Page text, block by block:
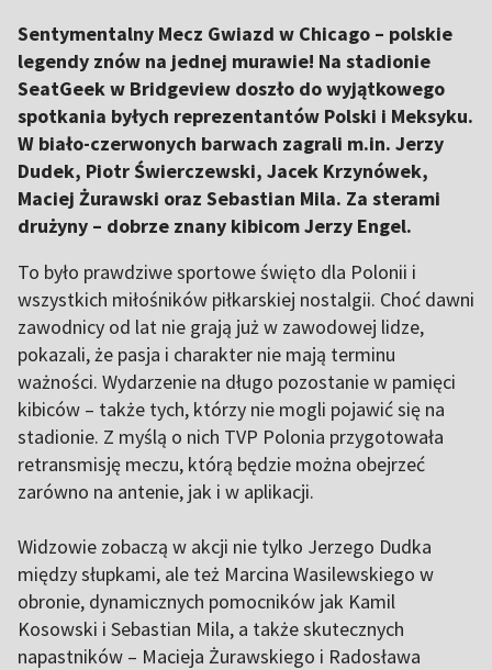
Sentymentalny Mecz Gwiazd w Chicago – polskie
legendy znów na jednej murawie! Na stadionie
SeatGeek w Bridgeview doszło do wyjątkowego
spotkania byłych reprezentantów Polski i Meksyku.
W biało-czerwonych barwach zagrali m.in. Jerzy
Dudek, Piotr Świerczewski, Jacek Krzynówek,
Maciej Żurawski oraz Sebastian Mila. Za sterami
drużyny – dobrze znany kibicom Jerzy Engel.
To było prawdziwe sportowe święto dla Polonii i
wszystkich miłośników piłkarskiej nostalgii. Choć dawni
zawodnicy od lat nie grają już w zawodowej lidze,
pokazali, że pasja i charakter nie mają terminu
ważności. Wydarzenie na długo pozostanie w pamięci
kibiców – także tych, którzy nie mogli pojawić się na
stadionie. Z myślą o nich TVP Polonia przygotowała
retransmisję meczu, którą będzie można obejrzeć
zarówno na antenie, jak i w aplikacji.
Widzowie zobaczą w akcji nie tylko Jerzego Dudka
między słupkami, ale też Marcina Wasilewskiego w
obronie, dynamicznych pomocników jak Kamil
Kosowski i Sebastian Mila, a także skutecznych
napastników – Macieja Żurawskiego i Radosława